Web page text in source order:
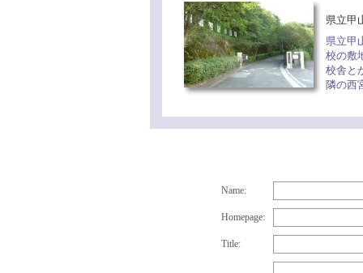
県立
県立甲
校の敷
校舎と
隣の西
Name:
Homepage:
Title: